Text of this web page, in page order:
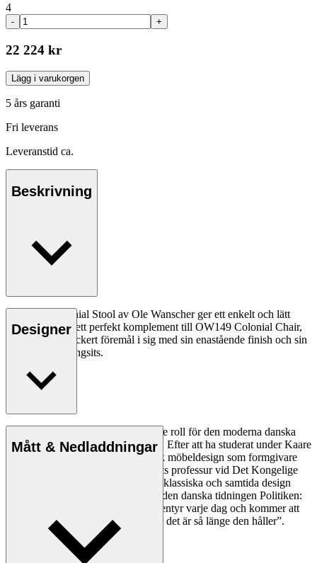
4
- +
22 224 kr
Lägg i varukorgen
5 års garanti
Fri leverans
Leveranstid ca.
Beskrivning
OW149F Colonial Stool av Ole Wanscher ger ett enkelt och lätt
intryck. Den är ett perfekt komplement till OW149 Colonial Chair,
men även ett vackert föremål i sig med sin enastående finish och sin
handvävda rottingsits.
Designer
Ole Wanscher spelade en avgörande roll för den moderna danska
designens estetik och funktionalitet. Efter att ha studerat under Kaare
Klint bidrog han till att forma dansk möbeldesign som formgivare
och pedagog när han tog över Klints professur vid Det Kongelige
Danske Kunstakademi. Wanschers klassiska och samtida design
gjorde honom populär. 1958 skrev den danska tidningen Politiken:
”Att äga en Wanscher-stol är ett äventyr varje dag och kommer att
vara så även om flera hundra år, för det är så länge den håller”.
Läs mer om Ole Wanscher
Mått & Nedladdningar